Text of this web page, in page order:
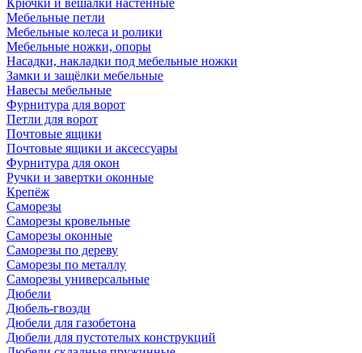
Крючки и вешалки настенные
Мебельные петли
Мебельные колеса и ролики
Мебельные ножки, опоры
Насадки, накладки под мебельные ножки
Замки и защёлки мебельные
Навесы мебельные
Фурнитура для ворот
Петли для ворот
Почтовые ящики
Почтовые ящики и аксессуары
Фурнитура для окон
Ручки и завертки оконные
Крепёж
Саморезы
Саморезы кровельные
Саморезы оконные
Саморезы по дереву
Саморезы по металлу
Саморезы универсальные
Дюбели
Дюбель-гвозди
Дюбели для газобетона
Дюбели для пустотелых конструкций